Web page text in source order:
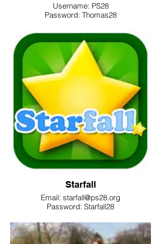
Username: PS28
Password: Thomas28
Starfall
Email: starfall@ps28.org
Password: Starfall28